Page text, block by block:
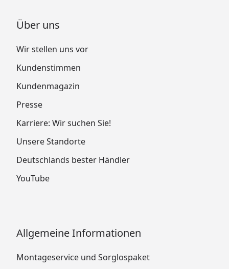
Über uns
Wir stellen uns vor
Kundenstimmen
Kundenmagazin
Presse
Karriere: Wir suchen Sie!
Unsere Standorte
Deutschlands bester Händler
YouTube
Allgemeine Informationen
Montageservice und Sorglospaket